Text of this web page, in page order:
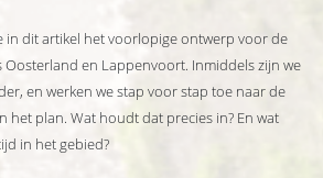
in dit artikel het voorlopige ontwerp voor de
en Lappenvoort. Inmiddels zijn we
en werken we stap voor stap toe naar de
het plan. Wat houdt dat precies in? En wat
in het gebied?